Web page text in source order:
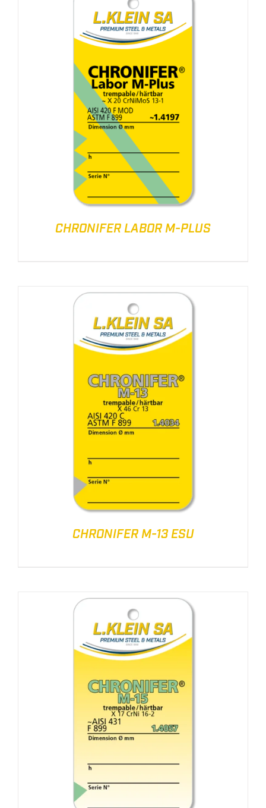
CHRONIFER LABOR M-PLUS
CHRONIFER M-13 ESU